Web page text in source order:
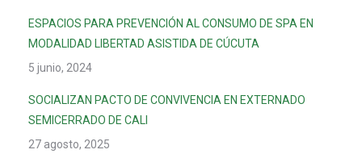
ESPACIOS PARA PREVENCIÓN AL CONSUMO DE SPA EN
MODALIDAD LIBERTAD ASISTIDA DE CÚCUTA
5 junio, 2024
SOCIALIZAN PACTO DE CONVIVENCIA EN EXTERNADO
SEMICERRADO DE CALI
27 agosto, 2025